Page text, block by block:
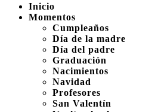
Inicio
Momentos
Cumpleaños
Día de la madre
Día del padre
Graduación
Nacimientos
Navidad
Profesores
San Valentín